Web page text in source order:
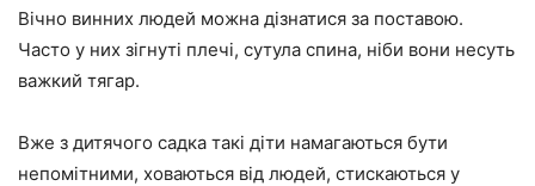
Вічно винних людей можна дізнатися за поставою.
Часто у них зігнуті плечі, сутула спина, ніби вони несуть
важкий тягар.⠀
Вже з дитячого садка такі діти намагаються бути
непомітними, ховаються від людей, стискаються у